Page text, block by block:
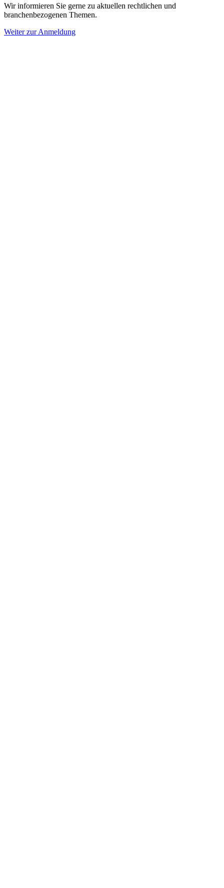
Wir informieren Sie gerne zu aktuellen rechtlichen und
branchenbezogenen Themen.
Weiter zur Anmeldung